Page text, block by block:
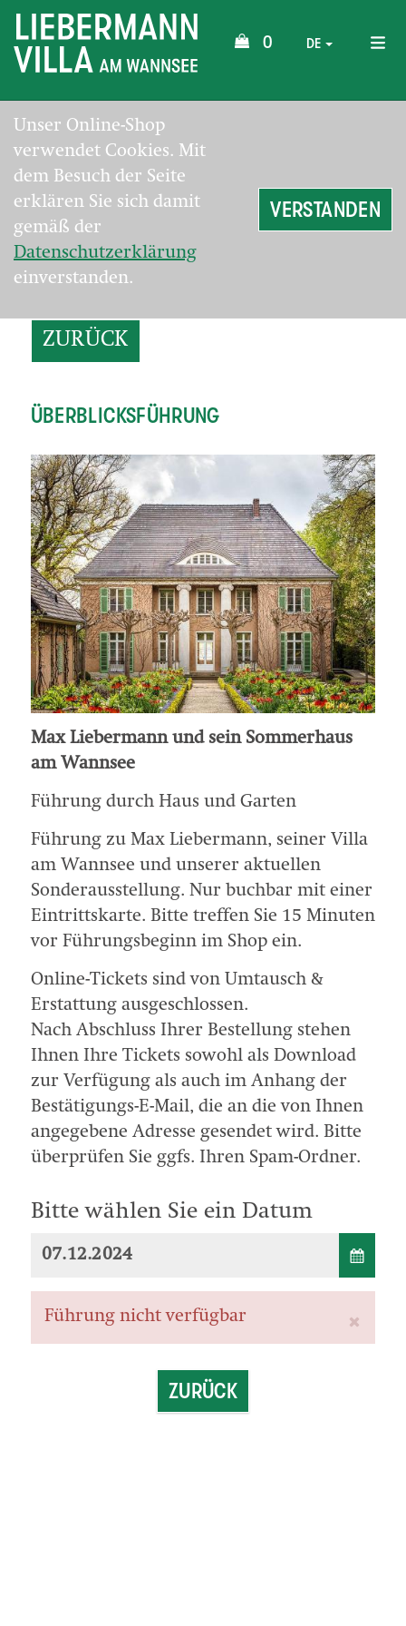
0 DE
Unser Online-Shop
verwendet Cookies. Mit
dem Besuch der Seite
erklären Sie sich damit
gemäß der
Datenschutzerklärung
einverstanden.
VERSTANDEN
ZURÜCK
ÜBERBLICKSFÜHRUNG
Bitte wählen Sie ein Datum
Führung nicht verfügbar
ZURÜCK
Max Liebermann und sein Sommerhaus
am Wannsee
Führung durch Haus und Garten
Führung zu Max Liebermann, seiner Villa
am Wannsee und unserer aktuellen
Sonderausstellung. Nur buchbar mit einer
Eintrittskarte. Bitte treffen Sie 15 Minuten
vor Führungsbeginn im Shop ein.
Online-Tickets sind von Umtausch &
Erstattung ausgeschlossen.
Nach Abschluss Ihrer Bestellung stehen
Ihnen Ihre Tickets sowohl als Download
zur Verfügung als auch im Anhang der
Bestätigungs-E-Mail, die an die von Ihnen
angegebene Adresse gesendet wird. Bitte
überprüfen Sie ggfs. Ihren Spam-Ordner.